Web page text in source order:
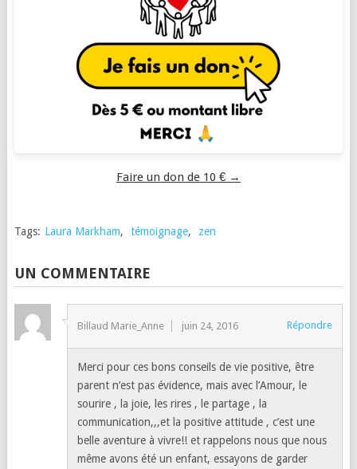
Faire un don de 10 € →
Tags: Laura Markham, témoignage, zen
UN COMMENTAIRE
Billaud Marie_Anne juin 24, 2016 Répondre
Merci pour ces bons conseils de vie positive, être
parent n’est pas évidence, mais avec l’Amour, le
sourire , la joie, les rires , le partage , la
communication,,,et la positive attitude , c’est une
belle aventure à vivre!! et rappelons nous que nous
même avons été un enfant, essayons de garder